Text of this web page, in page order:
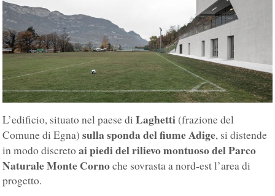
L’edificio, situato nel paese diLaghetti(frazione del
Comune di Egna)sulla sponda del fiume Adige, si distende
in modo discretoai piedi del rilievo montuoso del Parco
Naturale Monte Cornoche sovrasta a nord-est l’area di
progetto.